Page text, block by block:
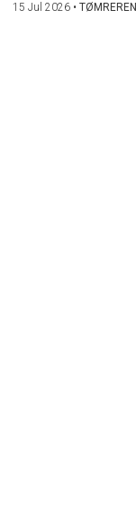
15 Jul 2026• TØMREREN